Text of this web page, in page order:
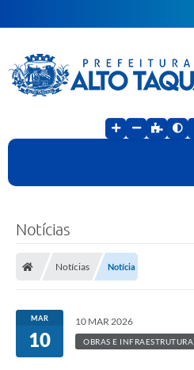
Notícias
Notícias Notícia
MAR
10
10 MAR 2026
OBRAS E INFRAESTRUTURA